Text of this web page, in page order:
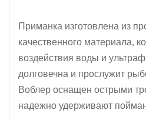
Приманка изготовлена из
качественного материала,
воздействия воды и
долговечна и прослужит
Воблер оснащен острыми
надежно удерживают